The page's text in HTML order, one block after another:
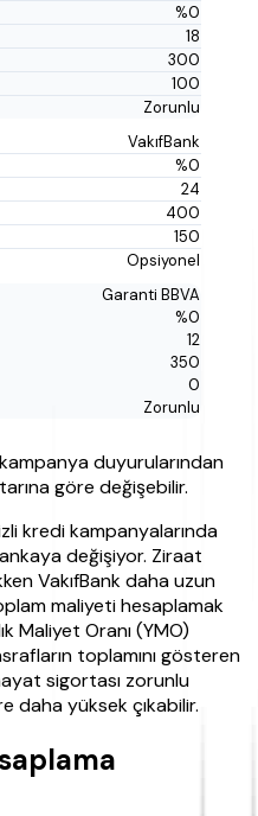
%0
18
300
100
Zorunlu
VakıfBank
%0
24
400
150
Opsiyonel
Garanti BBVA
%0
12
350
0
Zorunlu
duyurularından
göre değişebilir.
kredi kampanyalarında
değişiyor. Ziraat
VakıfBank daha uzun
maliyeti hesaplamak
Maliyet Oranı (YMO)
toplamını gösteren
sigortası zorunlu
daha yüksek çıkabilir.